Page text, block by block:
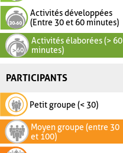
Activités développées
(Entre 30 et 60 minutes)
Activités élaborées (> 60
minutes)
PARTICIPANTS
Petit groupe (< 30)
Moyen groupe (entre 30
et 100)